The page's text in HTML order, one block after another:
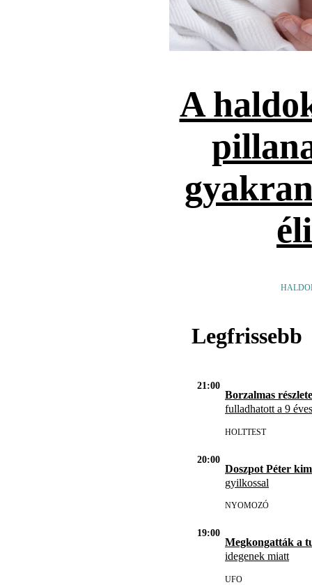
A
Legfrissebb
21:00
Borzalmas
fulladhatott a 9
HOLTTEST
20:00
Doszpot Péter
gyilkossal
NYOMOZÓ
19:00
Megkongatták a
idegenek miatt
UFO